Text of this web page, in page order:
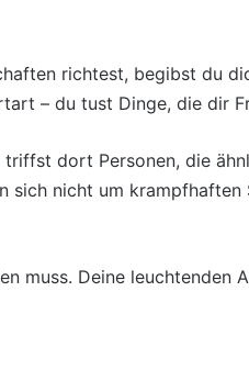
richtest, begibst du
– du tust Dinge, die dir
dort Personen, die
sich nicht um krampfhaften
muss. Deine leuchtenden